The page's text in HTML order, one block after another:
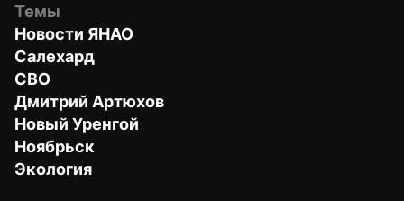
Темы
Новости ЯНАО
Салехард
СВО
Дмитрий Артюхов
Новый Уренгой
Ноябрьск
Экология